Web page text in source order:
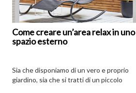
Come creare un’area relax in uno
spazio esterno
Sia che disponiamo di un vero e proprio
giardino, sia che si tratti di un piccolo